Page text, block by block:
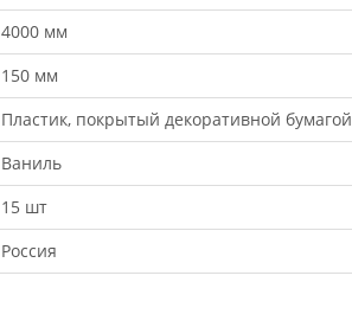
4000 мм
150 мм
Пластик, покрытый декоративной бумагой
Ваниль
15 шт
Россия